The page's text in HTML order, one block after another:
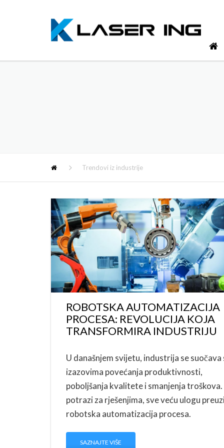
Trendovi iz industrije
ROBOTSKA AUTOMATIZACIJA
PROCESA: REVOLUCIJA KOJA
TRANSFORMIRA INDUSTRIJU
U današnjem svijetu, industrija se suočava
izazovima povećanja produktivnosti,
poboljšanja kvalitete i smanjenja troškova.
potrazi za rješenjima, sve veću ulogu
robotska automatizacija procesa.
SAZNAJTE VIŠE